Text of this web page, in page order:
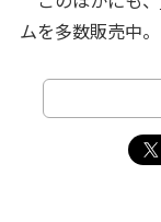
ムを多数販売中。